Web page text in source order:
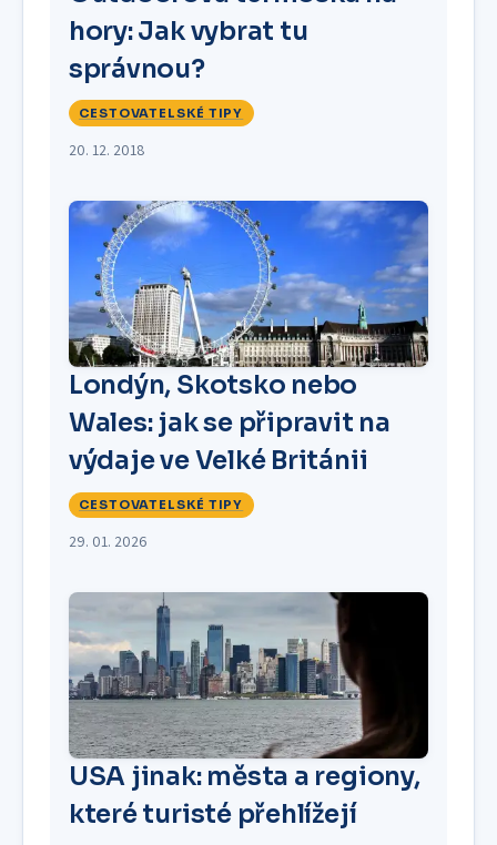
hory: Jak vybrat tu
správnou?
CESTOVATELSKÉ TIPY
20. 12. 2018
Londýn, Skotsko nebo
Wales: jak se připravit na
výdaje ve Velké Británii
CESTOVATELSKÉ TIPY
29. 01. 2026
USA jinak: města a regiony,
které turisté přehlížejí